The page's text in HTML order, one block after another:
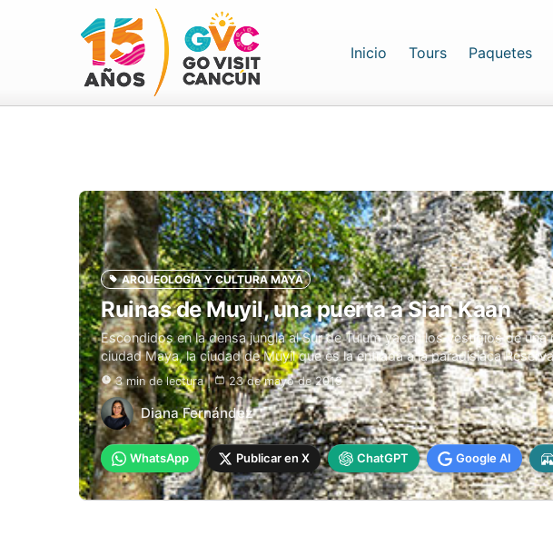
Inicio (current)
Tours Paquetes
ARQUEOLOGÍA Y CULTURA MAYA
Ruinas de Muyil, una puerta a Sian Kaan
Escondidos en la densa jungla al Sur de Tulum yacen los vestigios de
ciudad Maya, la ciudad de Muyil que es la entrada a la paradisiaca
3 min de lectura | 23 de mayo de 2019
Diana Fernández
WhatsApp Publicar en X ChatGPT Google AI